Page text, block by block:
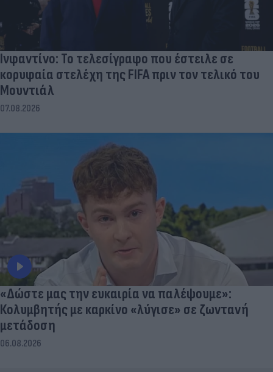
Ινφαντίνο: Το τελεσίγραφο που έστειλε σε
κορυφαία στελέχη της FIFA πριν τον τελικό του
Μουντιάλ
07.08.2026
«Δώστε μας την ευκαιρία να παλέψουμε»:
Κολυμβητής με καρκίνο «λύγισε» σε ζωντανή
μετάδοση
06.08.2026